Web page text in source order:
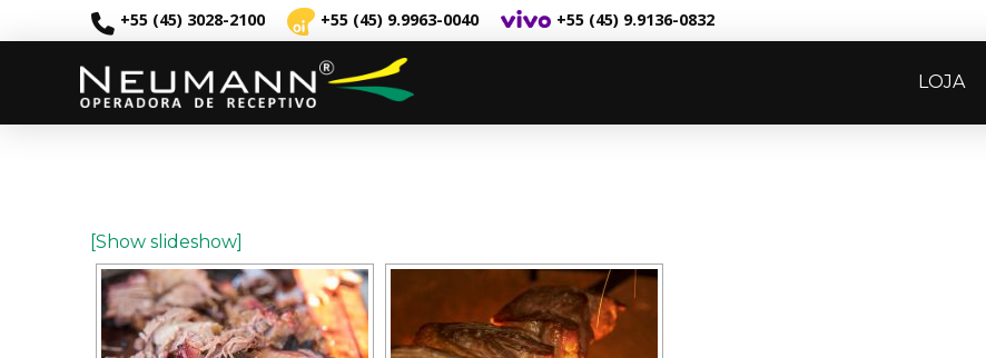
+55 (45) 3028-2100 +55 (45) 9.9963-0040 +55 (45) 9.9136-0832
LOJA
[Show slideshow]